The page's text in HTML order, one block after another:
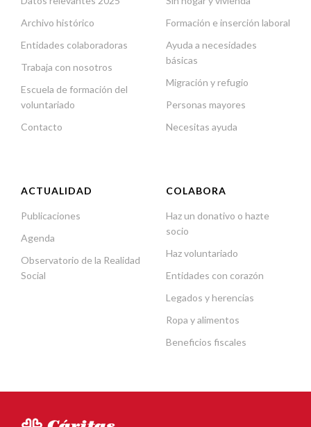
Archivo histórico
Entidades colaboradoras
Trabaja con nosotros
Escuela de formación del
voluntariado
Contacto
Formación e inserción laboral
Ayuda a necesidades
básicas
Migración y refugio
Personas mayores
Necesitas ayuda
ACTUALIDAD
Publicaciones
Agenda
Observatorio de la Realidad
Social
COLABORA
Haz un donativo o hazte
socio
Haz voluntariado
Entidades con corazón
Legados y herencias
Ropa y alimentos
Beneficios fiscales